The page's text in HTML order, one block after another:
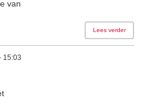
van
Lees verder
15:03